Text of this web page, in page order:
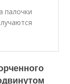
палочки